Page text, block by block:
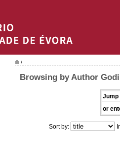
/
Browsing by Author
Jump
or
Sort by: